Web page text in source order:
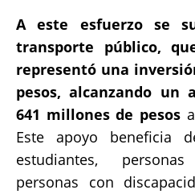
A este esfuerzo se
transporte público,
representó una
pesos, alcanzando un
641 millones de pesosa
Este apoyo beneficia
estudiantes,
personas con